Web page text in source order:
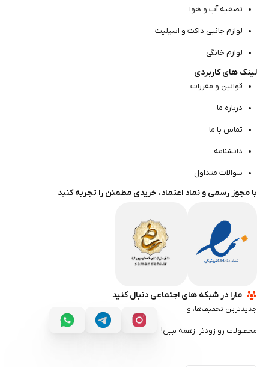
تصفیه آب و هوا
لوازم جانبی داکت و اسپلیت
لوازم خانگی
لینک های کاربردی
قوانین و مقررات
درباره ما
تماس با ما
دانشنامه
سوالات متداول
با مجوز رسمی و نماد اعتماد، خریدی مطمئن را تجربه کنید
مارا در شبکه های اجتماعی دنبال کنید
جدیدترین تخفیف‌ها، و
محصولات رو زودتر ازهمه ببین!